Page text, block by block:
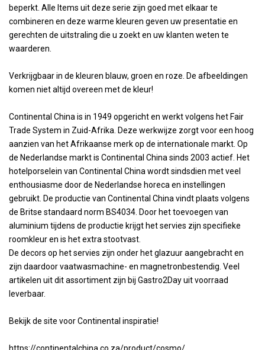
beperkt. Alle Items uit deze serie zijn goed met elkaar te
combineren en deze warme kleuren geven uw presentatie en
gerechten de uitstraling die u zoekt en uw klanten weten te
waarderen.
Verkrijgbaar in de kleuren blauw, groen en roze. De afbeeldingen
komen niet altijd overeen met de kleur!
Continental China is in 1949 opgericht en werkt volgens het Fair
Trade System in Zuid-Afrika. Deze werkwijze zorgt voor een hoog
aanzien van het Afrikaanse merk op de internationale markt. Op
de Nederlandse markt is Continental China sinds 2003 actief. Het
hotelporselein van Continental China wordt sindsdien met veel
enthousiasme door de Nederlandse horeca en instellingen
gebruikt. De productie van Continental China vindt plaats volgens
de Britse standaard norm BS4034. Door het toevoegen van
aluminium tijdens de productie krijgt het servies zijn specifieke
roomkleur en is het extra stootvast.
De decors op het servies zijn onder het glazuur aangebracht en
zijn daardoor vaatwasmachine- en magnetronbestendig. Veel
artikelen uit dit assortiment zijn bij Gastro2Day uit voorraad
leverbaar.
Bekijk de site voor Continental inspiratie!
https://continentalchina.co.za/product/cosmo/